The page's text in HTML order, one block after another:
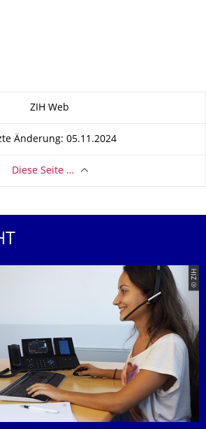
ZIH Web
Änderung: 05.11.2024
Diese Seite …
© ZIH